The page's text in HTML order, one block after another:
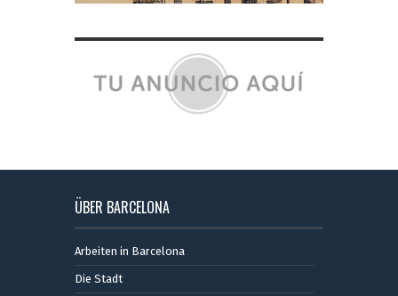
ÜBER BARCELONA
Arbeiten in Barcelona
Die Stadt